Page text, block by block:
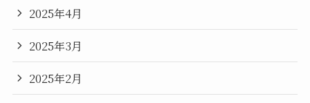
2025年4月
2025年3月
2025年2月